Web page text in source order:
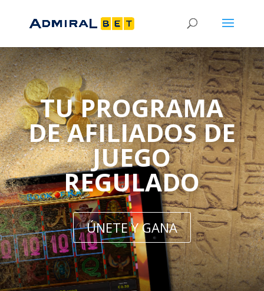
TU PROGRAMA
DE AFILIADOS DE
JUEGO
REGULADO
ÚNETE Y GANA